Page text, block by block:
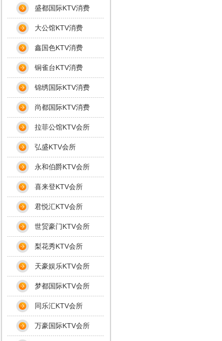
盛都国际KTV消费
大公馆KTV消费
鑫国色KTV消费
铜雀台KTV消费
锦绣国际KTV消费
尚都国际KTV消费
拉菲公馆KTV会所
弘盛KTV会所
永和伯爵KTV会所
喜来登KTV会所
君悦汇KTV会所
世贸豪门KTV会所
梨花秀KTV会所
天豪娱乐KTV会所
梦都国际KTV会所
同乐汇KTV会所
万豪国际KTV会所